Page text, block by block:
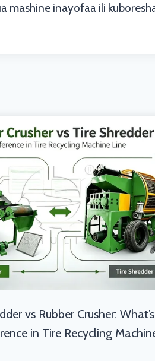
inayofaa ili
vs Rubber Crusher: What’s
in Tire Recycling